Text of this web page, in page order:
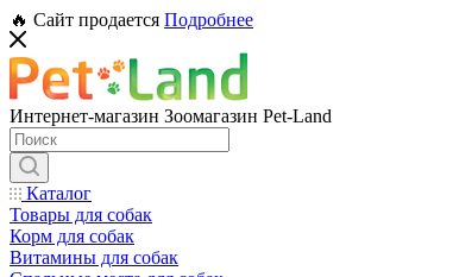
🔥 Сайт продается Подробнее
Интернет-магазин Зоомагазин Pet-Land
Каталог
Товары для собак
Корм для собак
Витамины для собак